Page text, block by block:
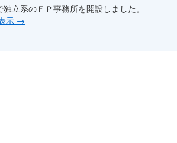
立系のＦＰ事務所を開設しました。
示 →